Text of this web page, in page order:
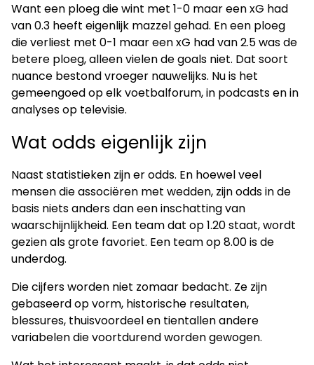
Want een ploeg die wint met 1-0 maar een xG had
van 0.3 heeft eigenlijk mazzel gehad. En een ploeg
die verliest met 0-1 maar een xG had van 2.5 was de
betere ploeg, alleen vielen de goals niet. Dat soort
nuance bestond vroeger nauwelijks. Nu is het
gemeengoed op elk voetbalforum, in podcasts en in
analyses op televisie.
Wat odds eigenlijk zijn
Naast statistieken zijn er odds. En hoewel veel
mensen die associëren met wedden, zijn odds in de
basis niets anders dan een inschatting van
waarschijnlijkheid. Een team dat op 1.20 staat, wordt
gezien als grote favoriet. Een team op 8.00 is de
underdog.
Die cijfers worden niet zomaar bedacht. Ze zijn
gebaseerd op vorm, historische resultaten,
blessures, thuisvoordeel en tientallen andere
variabelen die voortdurend worden gewogen.